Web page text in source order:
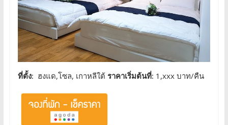
ที่ตั้ง: ฮงแด,โซล, เกาหลีใต้ ราคาเริ่มต้นที่: 1,xxx บาท/คืน